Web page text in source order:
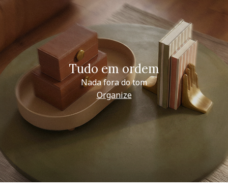
Tudo em ordem
Nada fora do tom
Organize